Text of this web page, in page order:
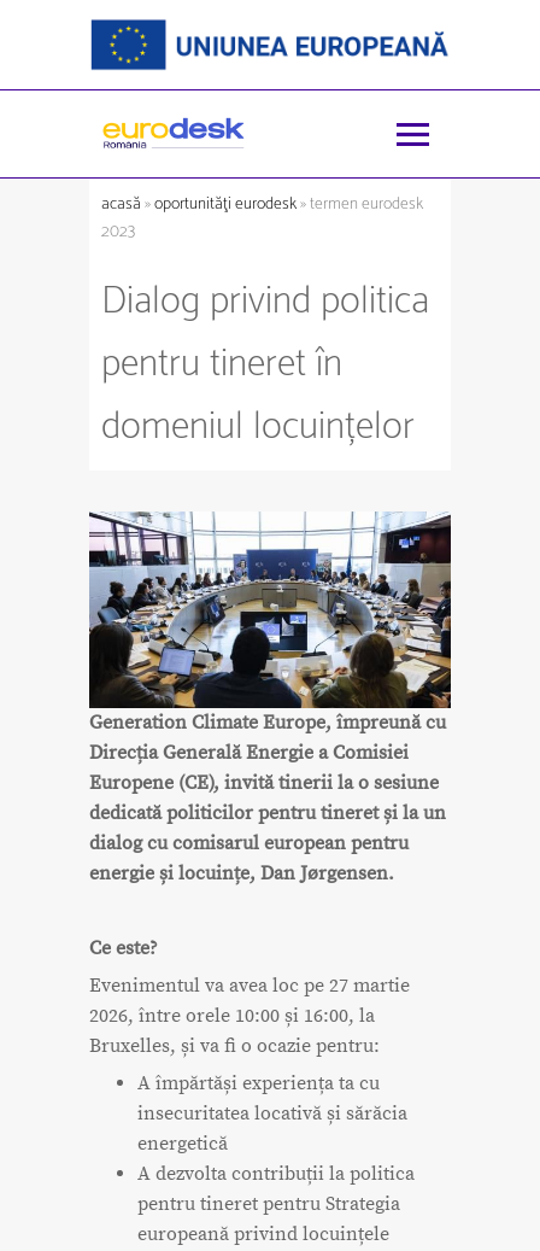
acasă»oportunităţi eurodesk» termen eurodesk
2023
Dialog privind politica
pentru tineret în
domeniul locuințelor
Generation Climate Europe, împreună cu
Direcția Generală Energie a Comisiei
Europene (CE), invită tinerii la o sesiune
dedicată politicilor pentru tineret și la un
dialog cu comisarul european pentru
energie și locuințe, Dan Jørgensen.
Ce este?
Evenimentul va avea loc pe 27 martie
2026, între orele 10:00 și 16:00, la
Bruxelles, și va fi o ocazie pentru:
A împărtăși experiența ta cu
insecuritatea locativă și sărăcia
energetică
A dezvolta contribuții la politica
pentru tineret pentru Strategia
europeană privind locuințele